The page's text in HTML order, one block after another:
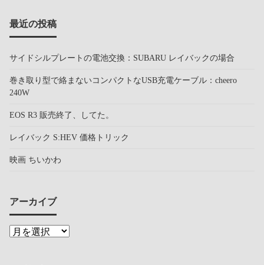
最近の投稿
サイドシルプレートの電池交換：SUBARU レイバックの場合
巻き取り型で絡まないコンパクトなUSB充電ケーブル：cheero
240W
EOS R3 販売終了、してた。
レイバック S:HEV 価格トリック
映画 ちいかわ
アーカイブ